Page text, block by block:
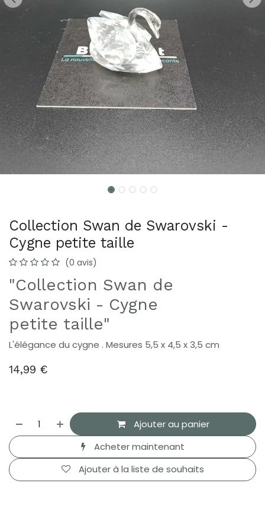
Collection Swan de Swarovski -
Cygne petite taille
(0 avis)
"Collection Swan de
Swarovski - Cygne
petite taille"
L'élégance du cygne . Mesures 5,5 x 4,5 x 3,5 cm
14,99 €
Ajouter au panier
Acheter maintenant
Ajouter à la liste de souhaits